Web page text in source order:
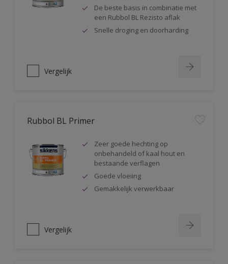
De beste basis in combinatie met
een Rubbol BL Rezisto aflak
Snelle droging en doorharding
Vergelijk
Rubbol BL Primer
Zeer goede hechting op
onbehandeld of kaal hout en
bestaande verflagen
Goede vloeiing
Gemakkelijk verwerkbaar
Vergelijk